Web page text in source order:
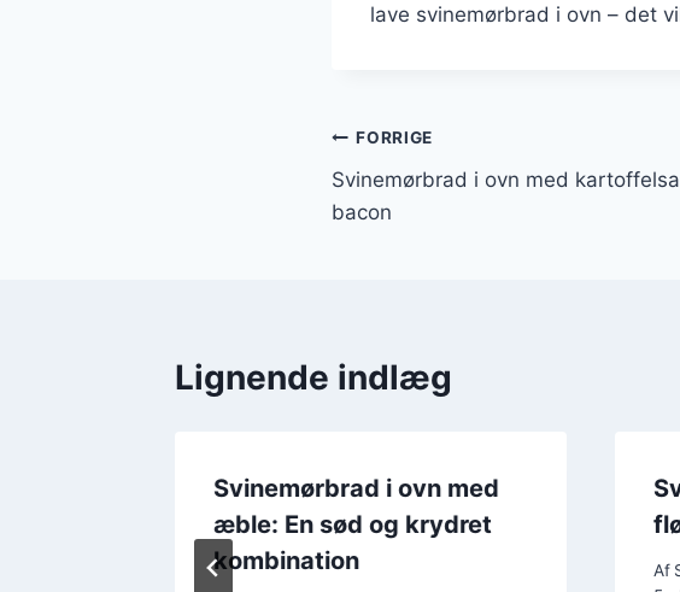
lave svinemørbrad i ovn – det
Indlægsnavigation
FORRIGE
Svinemørbrad i ovn med
bacon
Lignende indlæg
Svinemørbrad i ovn med
æble: En sød og krydret
kombination
Af